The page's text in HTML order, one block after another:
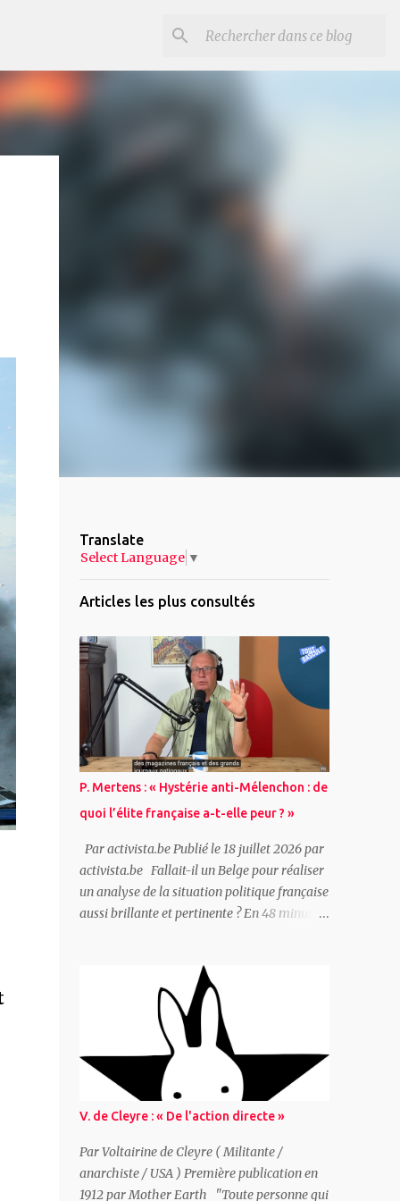
Translate
Select Language ▼
Articles les plus consultés
P. Mertens : « Hystérie anti-Mélenchon : de
quoi l’élite française a-t-elle peur ? »
Par activista.be Publié le 18 juillet 2026 par
activista.be Fallait-il un Belge pour réaliser
un analyse de la situation politique française
aussi brillante et pertinente ? En 48 minutes
marxiste/communiste), propose une analyse
complète de la situation française avec une
question pour point de départ : « Hystérie
anti-Mélenchon : de quoi l’élite française a-t-
elle peur ? » Ceux qui dirigent réellement la
France ont peur car le pays traverse une
triple crise : 1. La « France-Afrique » claque
la porte, Paris perd ses matières premières,
son uranium... 2. L’Allemagne se réarme ce
qui remet en question la domination
française 3. La colère populaire grandit et
V. de Cleyre : « De l'action directe »
Par Voltairine de Cleyre ( Militante /
anarchiste / USA ) Première publication en
1912 par Mother Earth "Toute personne qui